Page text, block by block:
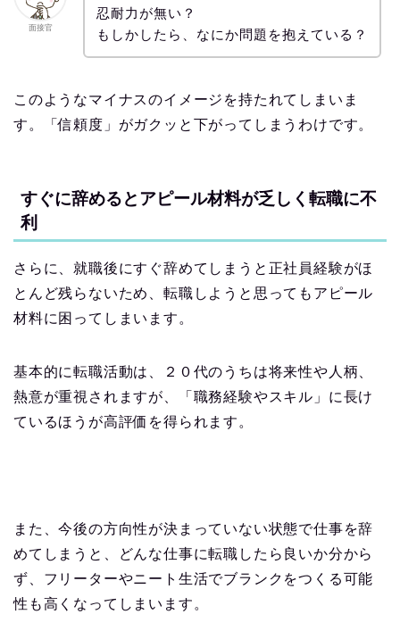
面接官
忍耐力が無い？
もしかしたら、なにか問題を抱えている？
このようなマイナスのイメージを持たれてしまいま
す。「信頼度」がガクッと下がってしまうわけです。
すぐに辞めるとアピール材料が乏しく転職に不
利
さらに、就職後にすぐ辞めてしまうと正社員経験がほ
とんど残らないため、転職しようと思ってもアピール
材料に困ってしまいます。
基本的に転職活動は、２０代のうちは将来性や人柄、
熱意が重視されますが、「職務経験やスキル」に長け
ているほうが高評価を得られます。
また、今後の方向性が決まっていない状態で仕事を辞
めてしまうと、どんな仕事に転職したら良いか分から
ず、フリーターやニート生活でブランクをつくる可能
性も高くなってしまいます。